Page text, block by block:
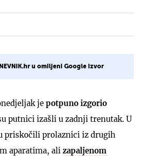
u omiljeni Google izvor
je potpuno izgorio
putnici izašli u zadnji trenutak. U
priskočili prolaznici iz drugih
aparatima, ali zapaljenom